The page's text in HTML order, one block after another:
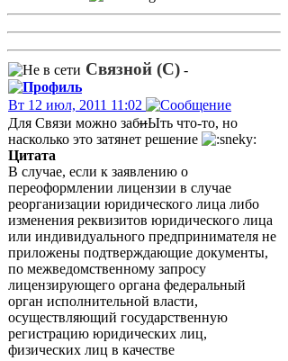
Связной (С) -
Вт 12 июл, 2011 11:02
Для Связи можно забиЫть что-то, но
насколько это затянет решение
Цитата
В случае, если к заявлению о
переоформлении лицензии в случае
реорганизации юридического лица либо
изменения реквизитов юридического лица
или индивидуального предпринимателя не
приложены подтверждающие документы,
по межведомственному запросу
лицензирующего органа федеральный
орган исполнительной власти,
осуществляющий государственную
регистрацию юридических лиц,
физических лиц в качестве